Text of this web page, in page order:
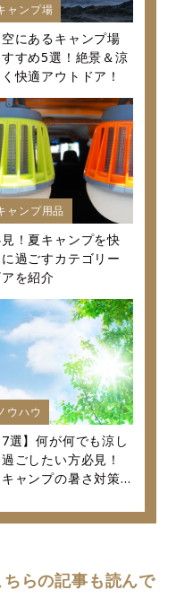
ャンプ場
にあるキャンプ場
すめ5選！絶景＆涼
く快適アウトドア！
ャンプ用品
！夏キャンプを快
過ごすカテゴリー
を紹介
ウハウ
7選】何が何でも涼し
過ごしたい方必見！
ャンプの暑さ対策
らの記事も読んで